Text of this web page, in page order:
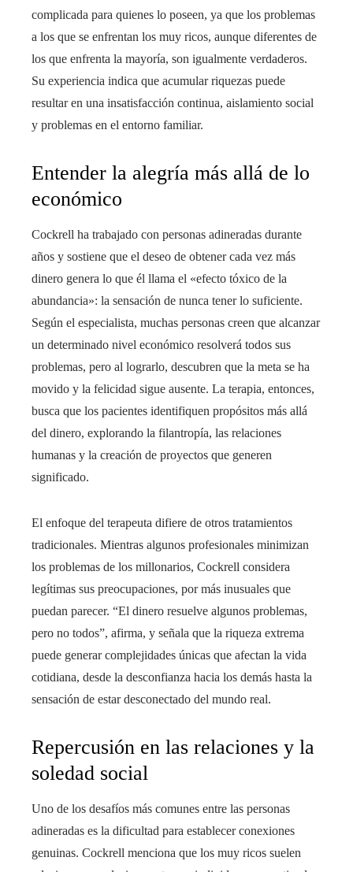
complicada para quienes lo poseen, ya que los problemas
a los que se enfrentan los muy ricos, aunque diferentes de
los que enfrenta la mayoría, son igualmente verdaderos.
Su experiencia indica que acumular riquezas puede
resultar en una insatisfacción continua, aislamiento social
y problemas en el entorno familiar.
Entender la alegría más allá de lo
económico
Cockrell ha trabajado con personas adineradas durante
años y sostiene que el deseo de obtener cada vez más
dinero genera lo que él llama el «efecto tóxico de la
abundancia»: la sensación de nunca tener lo suficiente.
Según el especialista, muchas personas creen que alcanzar
un determinado nivel económico resolverá todos sus
problemas, pero al lograrlo, descubren que la meta se ha
movido y la felicidad sigue ausente. La terapia, entonces,
busca que los pacientes identifiquen propósitos más allá
del dinero, explorando la filantropía, las relaciones
humanas y la creación de proyectos que generen
significado.
El enfoque del terapeuta difiere de otros tratamientos
tradicionales. Mientras algunos profesionales minimizan
los problemas de los millonarios, Cockrell considera
legítimas sus preocupaciones, por más inusuales que
puedan parecer. “El dinero resuelve algunos problemas,
pero no todos”, afirma, y señala que la riqueza extrema
puede generar complejidades únicas que afectan la vida
cotidiana, desde la desconfianza hacia los demás hasta la
sensación de estar desconectado del mundo real.
Repercusión en las relaciones y la
soledad social
Uno de los desafíos más comunes entre las personas
adineradas es la dificultad para establecer conexiones
genuinas. Cockrell menciona que los muy ricos suelen